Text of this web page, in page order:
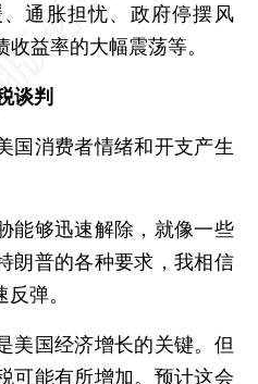
通胀担忧、政府停摆风
益率的大幅震荡等。
谈判
消费者情绪和开支产生
够迅速解除，就像一些
朗普的各种要求，我相信
弹。
国经济增长的关键。但
可能有所增加。预计这会